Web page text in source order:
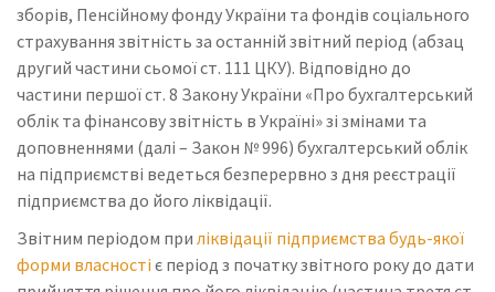
зборів, Пенсійному фонду України та фондів соціального
страхування звітність за останній звітний період (абзац
другий частини сьомої ст. 111 ЦКУ). Відповідно до
частини першої ст. 8 Закону України «Про бухгалтерський
облік та фінансову звітність в Україні» зі змінами та
доповненнями (далі – Закон № 996) бухгалтерський облік
на підприємстві ведеться безперервно з дня реєстрації
підприємства до його ліквідації.
Звітним періодом при ліквідації підприємства будь-якої
форми власності є період з початку звітного року до дати